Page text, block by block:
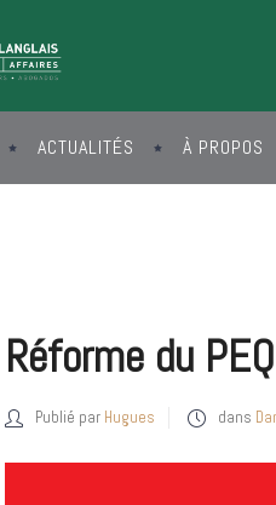
ACTUALITÉS À PROPOS
Réforme du
Publié par Hugues dans